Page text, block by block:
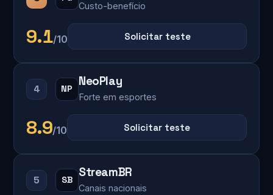
Custo-benefício
9.1/10 Solicitar teste
4 NP
NeoPlay
Forte em esportes
8.9/10 Solicitar teste
5 SB
StreamBR
Canais nacionais